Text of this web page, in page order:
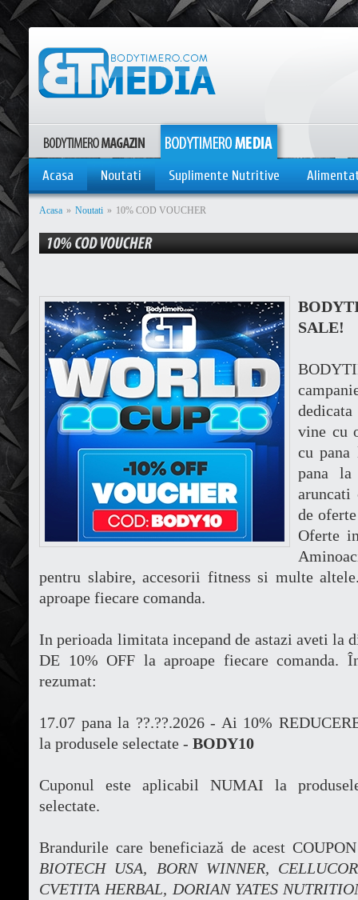
Acasa Noutati Suplimente Nutritive
Acasa » Noutati » 10% COD VOUCHER
SALE!
vine cu
cu pana
pana
aruncati
de
Oferte
pentru slabire, accesorii fitness si multe
aproape fiecare comanda.
In perioada limitata incepand de astazi aveti la
DE 10% OFF la aproape fiecare comanda.
rezumat:
17.07 pana la ??.??.2026 - Ai 10%
la produsele selectate - BODY10
Cuponul este aplicabil NUMAI la
selectate.
Brandurile care beneficiază de acest
BIOTECH USA, BORN WINNER,
CVETITA HERBAL, DORIAN YATES